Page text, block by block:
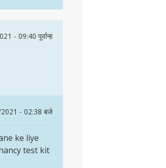
- 09:40 पूर्वान्ह
- 02:38 बजे
ke liye
test kit